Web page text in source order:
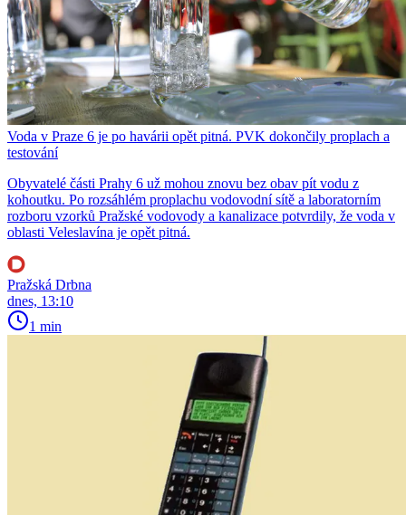
Voda v Praze 6 je po havárii opět pitná. PVK dokončily proplach a
testování
Obyvatelé části Prahy 6 už mohou znovu bez obav pít vodu z
kohoutku. Po rozsáhlém proplachu vodovodní sítě a laboratorním
rozboru vzorků Pražské vodovody a kanalizace potvrdily, že voda v
oblasti Veleslavína je opět pitná.
Pražská Drbna
dnes, 13:10
1 min